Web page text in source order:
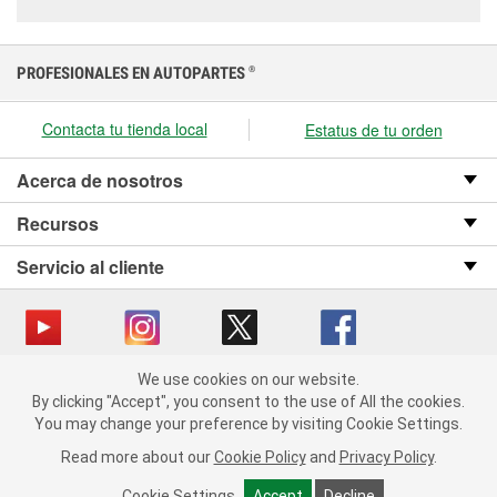
We use cookies on our website. By clicking "Accept", you consent
to the use of All the cookies.
You may change your preference by visiting Cookie Settings.
Read more about our Cookie Policy and Privacy Policy.
PROFESIONALES EN AUTOPARTES ®
Contacta tu tienda local Estatus de tu orden
Acerca de nosotros
Recursos
Servicio al cliente
Copyright © 2008-2026 O’Reilly Auto Parts v OST_3.2.0.0.729 (3) cv1361
catalog_main
Política de privacidad
Ley de transparencia en las cadenas de suministro
de California
We use cookies on our website.
By clicking "Accept", you consent to the use of All the cookies.
You may change your preference by visiting Cookie Settings.
Read more about our Cookie Policy and Privacy Policy.